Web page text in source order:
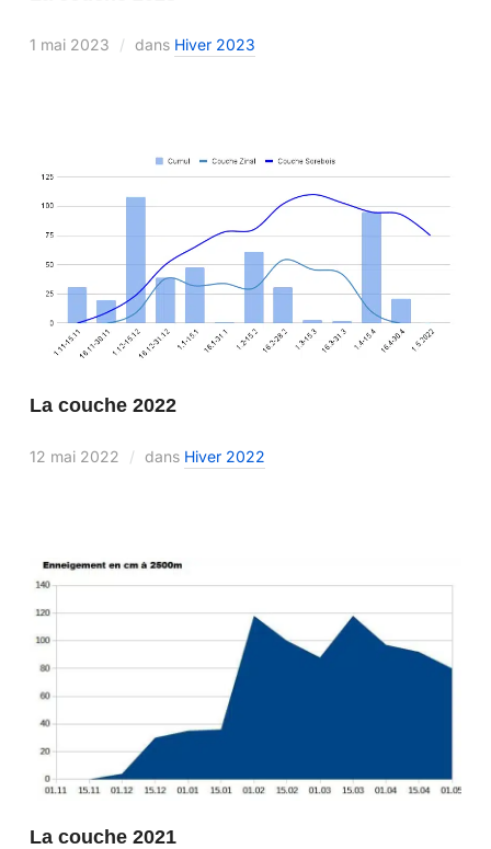
1 mai 2023 dans Hiver 2023
La couche 2022
12 mai 2022 dans Hiver 2022
La couche 2021